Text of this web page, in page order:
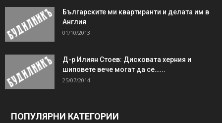
Българските ми квартиранти и делата им в
Англия
01/10/2013
Д-р Илиян Стоев: Дисковата херния и
шиповете вече могат да се…...
25/07/2014
ПОПУЛЯРНИ КАТЕГОРИИ